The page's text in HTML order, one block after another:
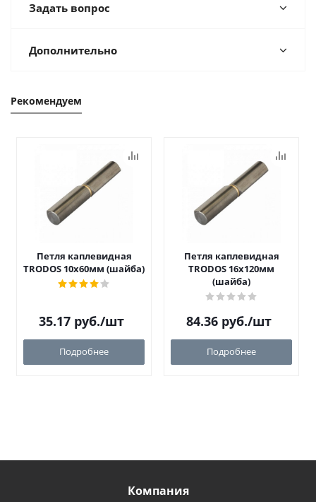
Задать вопрос
Дополнительно
Рекомендуем
Петля каплевидная
TRODOS 10х60мм (шайба)
35.17 руб./шт
Подробнее
Петля каплевидная
TRODOS 16х120мм
(шайба)
84.36 руб./шт
Подробнее
Компания